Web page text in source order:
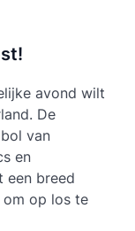
avond wilt
De
van
en
een breed
om op los te